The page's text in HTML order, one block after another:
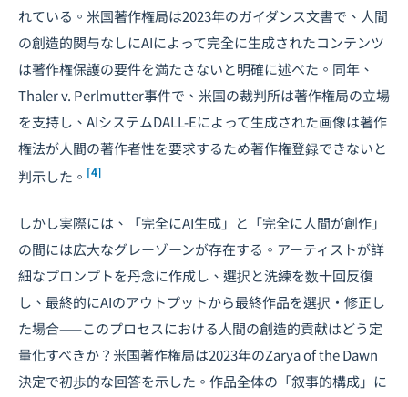
れている。米国著作権局は2023年のガイダンス文書で、人間
の創造的関与なしにAIによって完全に生成されたコンテンツ
は著作権保護の要件を満たさないと明確に述べた。同年、
Thaler v. Perlmutter事件で、米国の裁判所は著作権局の立場
を支持し、AIシステムDALL-Eによって生成された画像は著作
権法が人間の著作者性を要求するため著作権登録できないと
判示した。 [4]
しかし実際には、「完全にAI生成」と「完全に人間が創作」
の間には広大なグレーゾーンが存在する。アーティストが詳
細なプロンプトを丹念に作成し、選択と洗練を数十回反復
し、最終的にAIのアウトプットから最終作品を選択・修正し
た場合——このプロセスにおける人間の創造的貢献はどう定
量化すべきか？米国著作権局は2023年のZarya of the Dawn
決定で初歩的な回答を示した。作品全体の「叙事的構成」に